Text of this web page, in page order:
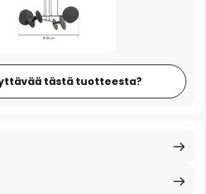
tästä tuotteesta?